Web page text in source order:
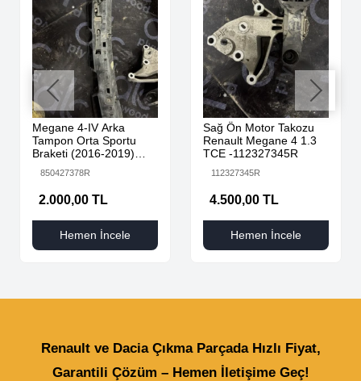
Megane 4-IV Arka
Tampon Orta Sportu
Braketi (2016-2019)
Mais
850427378R
2.000,00 TL
Hemen İncele
Sağ Ön Motor Takozu
Renault Megane 4 1.3
TCE -112327345R
112327345R
4.500,00 TL
Hemen İncele
Renault ve Dacia Çıkma Parçada Hızlı Fiyat,
Garantili Çözüm – Hemen İletişime Geç!